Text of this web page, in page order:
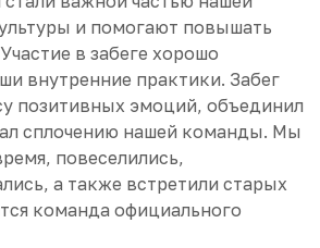
и помогают повышать
в забеге хорошо
внутренние практики. Забег
позитивных эмоций, объединил
сплочению нашей команды. Мы
повеселились,
а также встретили старых
команда официального